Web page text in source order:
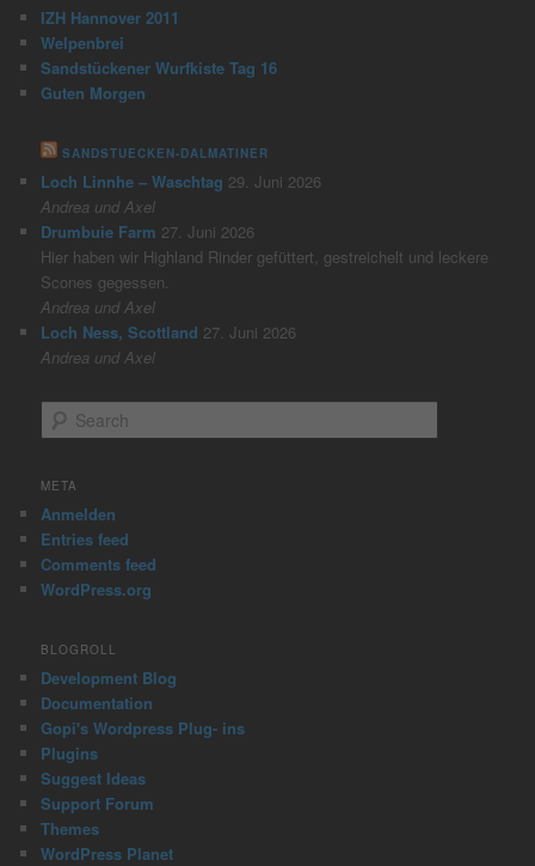
IZH Hannover 2011
Welpenbrei
Sandstückener Wurfkiste Tag 16
Guten Morgen
SANDSTUECKEN-DALMATINER
Loch Linnhe – Waschtag 29. Juni 2026
Andrea und Axel
Drumbuie Farm 27. Juni 2026
Hier haben wir Highland Rinder gefüttert, gestreichelt und leckere
Scones gegessen.
Andrea und Axel
Loch Ness, Scottland 27. Juni 2026
Andrea und Axel
e
r
h
META
Anmelden
Entries feed
Comments feed
WordPress.org
BLOGROLL
Development Blog
Documentation
Gopi's Wordpress Plug- ins
Plugins
Suggest Ideas
Support Forum
Themes
WordPress Planet